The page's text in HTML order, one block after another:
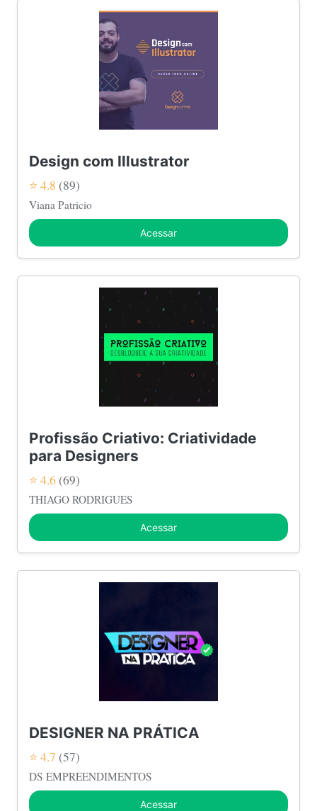
Design com Illustrator
⭐ 4.8 (89)
Viana Patricio
Acessar
Profissão Criativo: Criatividade
para Designers
⭐ 4.6 (69)
THIAGO RODRIGUES
Acessar
DESIGNER NA PRÁTICA
⭐ 4.7 (57)
DS EMPREENDIMENTOS
Acessar